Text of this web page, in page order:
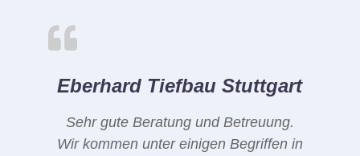
Eberhard Tiefbau Stuttgart
Sehr gute Beratung und Betreuung.
Wir kommen unter einigen Begriffen in